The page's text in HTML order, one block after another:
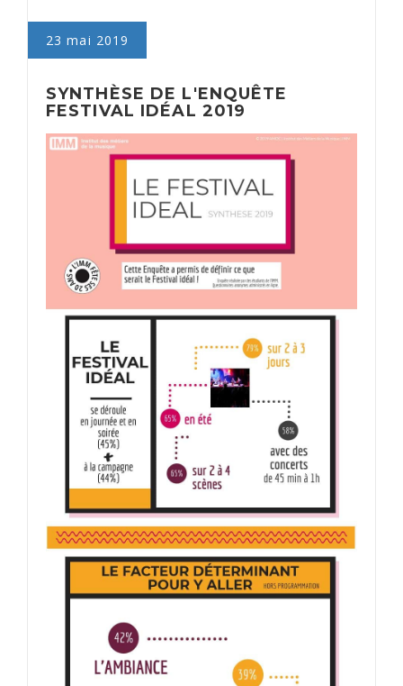
23 mai 2019
SYNTHÈSE DE L'ENQUÊTE
FESTIVAL IDÉAL 2019